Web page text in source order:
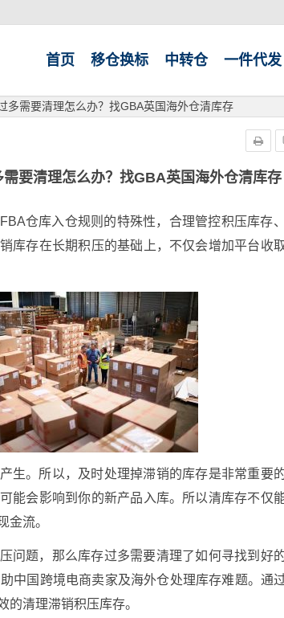
首页 移仓换标 中转仓 一件代发
多需要清理怎么办？找GBA英国海外仓清库存
要清理怎么办？找GBA英国海外仓清库存
仓库入仓规则的特殊性，合理管控积压库存
库存在长期积压的基础上，不仅会增加平台收
生。所以，及时处理掉滞销的库存是非常重要
能会影响到你的新产品入库。所以清库存不仅
金流。
问题，那么库存过多需要清理了如何寻找到好
中国跨境电商卖家及海外仓处理库存难题。通
的清理滞销积压库存。